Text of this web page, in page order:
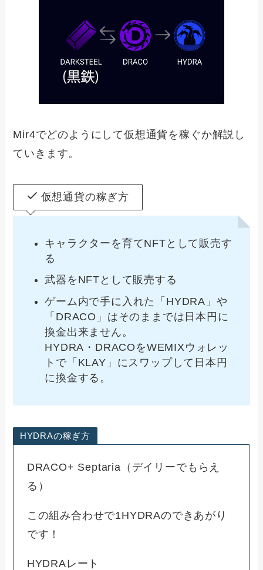
Mir4でどのようにして仮想通貨を稼ぐか解説し
ていきます。
仮想通貨の稼ぎ方
キャラクターを育てNFTとして販売す
る
武器をNFTとして販売する
ゲーム内で手に入れた「HYDRA」や
「DRACO」はそのままでは日本円に
換金出来ません。
HYDRA・DRACOをWEMIXウォレッ
トで「KLAY」にスワップして日本円
に換金する。
HYDRAの稼ぎ方
DRACO+ Septaria（デイリーでもらえ
る）
この組み合わせで1HYDRAのできあがり
です！
HYDRAレート